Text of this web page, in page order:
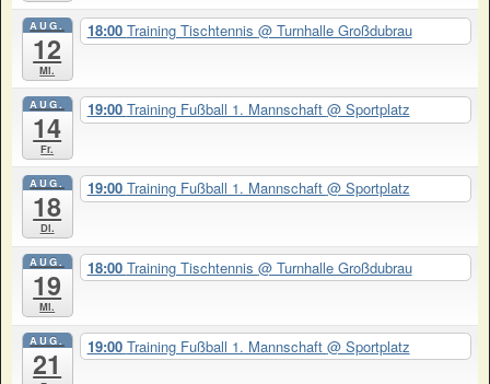
AUG.
12
Mi.
18:00 Training Tischtennis @ Turnhalle Großdubrau
AUG.
14
Fr.
19:00 Training Fußball 1. Mannschaft @ Sportplatz
AUG.
18
Di.
19:00 Training Fußball 1. Mannschaft @ Sportplatz
AUG.
19
Mi.
18:00 Training Tischtennis @ Turnhalle Großdubrau
AUG.
21
19:00 Training Fußball 1. Mannschaft @ Sportplatz